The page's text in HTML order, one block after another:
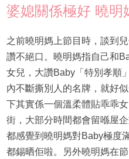
婆媳關係極好 曉明
之前曉明媽上節目時，談到
讚不絕口。曉明媽指自己和
女兒，大讚Baby「特別孝順
內不斷撕別人的名牌，就好
下其實係一個溫柔體貼乖乖
街，大部分時間都會留喺屋
都感覺到曉明媽對Baby極度
都錫晒佢啦。另外曉明媽在